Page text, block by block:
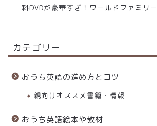
料DVDが豪華すぎ！ワールドファミリー
カテゴリー
おうち英語の進め方とコツ
親向けオススメ書籍・情報
おうち英語絵本や教材